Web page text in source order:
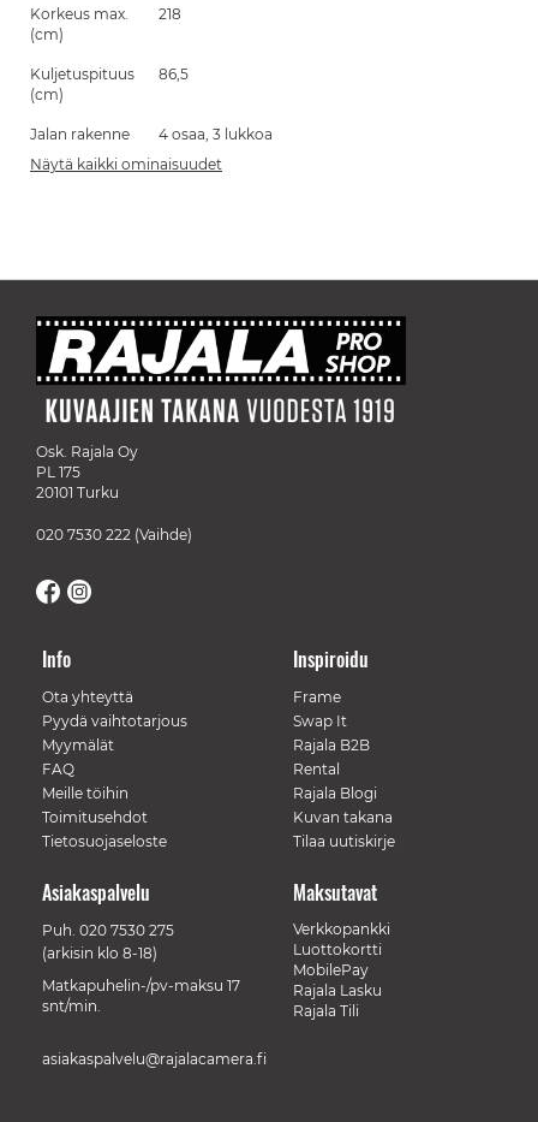
Korkeus max.
(cm)
218
Kuljetuspituus
(cm)
86,5
Jalan rakenne
4 osaa, 3 lukkoa
Näytä kaikki ominaisuudet
Osk. Rajala Oy
PL 175
20101 Turku
020 7530 222 (Vaihde)
Info
Ota yhteyttä
Pyydä vaihtotarjous
Myymälät
FAQ
Meille töihin
Toimitusehdot
Tietosuojaseloste
Inspiroidu
Frame
Swap It
Rajala B2B
Rental
Rajala Blogi
Kuvan takana
Tilaa uutiskirje
Maksutavat
Verkkopankki
Luottokortti
MobilePay
Rajala Lasku
Rajala Tili
Asiakaspalvelu
Puh. 020 7530 275
(arkisin klo 8-18)
Matkapuhelin-/pv-maksu 17
snt/min.
asiakaspalvelu@rajalacamera.fi